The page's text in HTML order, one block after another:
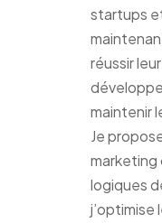
startups
réussir
maintenir
Je
marketing
logiques